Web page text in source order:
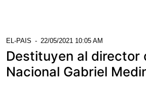
EL-PAIS - 22/05/2021 10:05 AM
Destituyen al director
Nacional Gabriel